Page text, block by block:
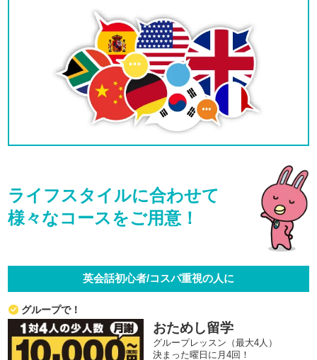
ライフスタイルに合わせて
様々なコースをご用意！
英会話初心者/コスパ重視の人に
グループで！
おためし留学
グループレッスン（最大4人）
決まった曜日に月4回！